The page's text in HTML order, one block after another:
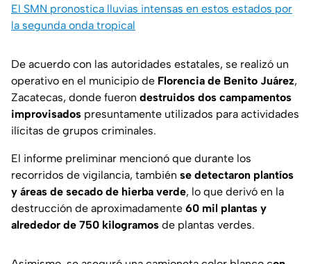
El SMN pronostica lluvias intensas en estos estados por
la segunda onda tropical
De acuerdo con las autoridades estatales, se realizó un
operativo en el municipio de Florencia de Benito Juárez,
Zacatecas, donde fueron destruidos dos campamentos
improvisados presuntamente utilizados para actividades
ilícitas de grupos criminales.
El informe preliminar mencionó que durante los
recorridos de vigilancia, también se detectaron plantíos
y áreas de secado de hierba verde, lo que derivó en la
destrucción de aproximadamente 60 mil plantas y
alrededor de 750 kilogramos de plantas verdes.